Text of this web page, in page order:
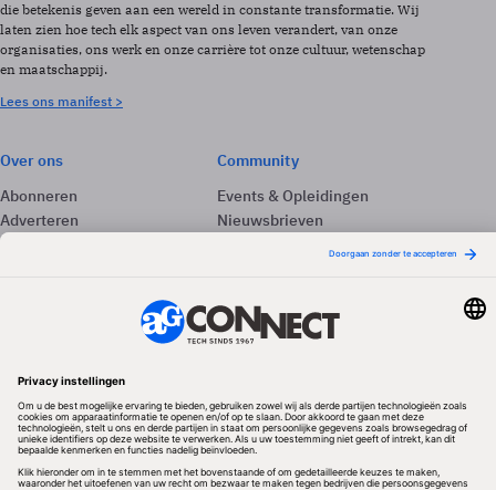
die betekenis geven aan een wereld in constante transformatie. Wij
laten zien hoe tech elk aspect van ons leven verandert, van onze
organisaties, ons werk en onze carrière tot onze cultuur, wetenschap
en maatschappij.
Lees ons manifest >
Over ons
Abonneren
Adverteren
Contact
Community
Events & Opleidingen
Nieuwsbrieven
Redactionele partner